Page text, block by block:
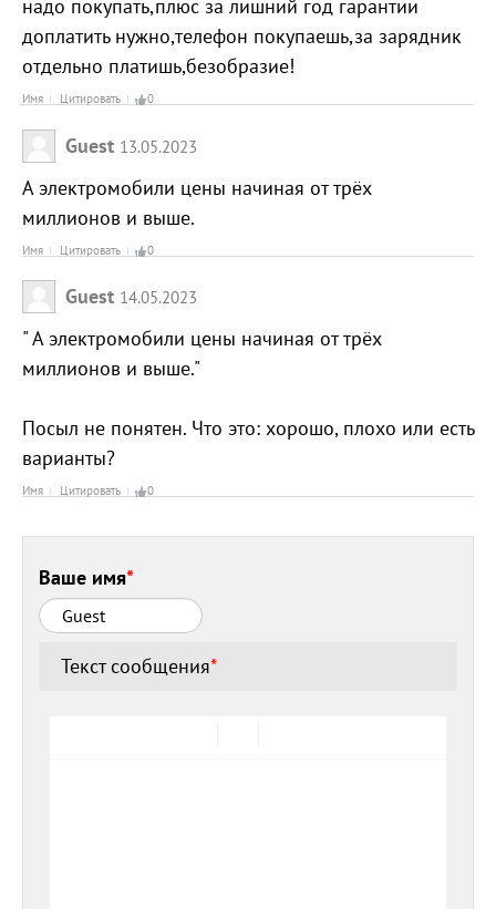
надо покупать,плюс за лишний год гарантии
доплатить нужно,телефон покупаешь,за зарядник
отдельно платишь,безобразие!
Имя Цитировать 0
Guest 13.05.2023
А электромобили цены начиная от трёх
миллионов и выше.
Имя Цитировать 0
Guest 14.05.2023
" А электромобили цены начиная от трёх
миллионов и выше."
Посыл не понятен. Что это: хорошо, плохо или есть
варианты?
Имя Цитировать 0
Ваше имя*
Текст сообщения*